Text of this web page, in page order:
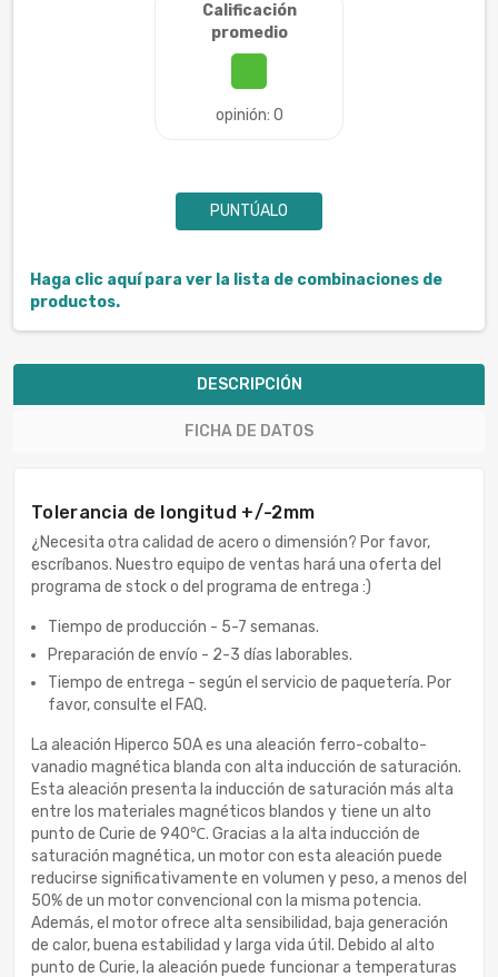
Calificación
promedio
opinión: 0
PUNTÚALO
Haga clic aquí para ver la lista de combinaciones de
productos.
DESCRIPCIÓN
FICHA DE DATOS
Tolerancia de longitud +/-2mm
¿Necesita otra calidad de acero o dimensión? Por favor,
escríbanos. Nuestro equipo de ventas hará una oferta del
programa de stock o del programa de entrega :)
Tiempo de producción - 5-7 semanas.
Preparación de envío - 2-3 días laborables.
Tiempo de entrega - según el servicio de paquetería. Por
favor, consulte el FAQ.
La aleación Hiperco 50A es una aleación ferro-cobalto-
vanadio magnética blanda con alta inducción de saturación.
Esta aleación presenta la inducción de saturación más alta
entre los materiales magnéticos blandos y tiene un alto
punto de Curie de 940℃. Gracias a la alta inducción de
saturación magnética, un motor con esta aleación puede
reducirse significativamente en volumen y peso, a menos del
50% de un motor convencional con la misma potencia.
Además, el motor ofrece alta sensibilidad, baja generación
de calor, buena estabilidad y larga vida útil. Debido al alto
punto de Curie, la aleación puede funcionar a temperaturas